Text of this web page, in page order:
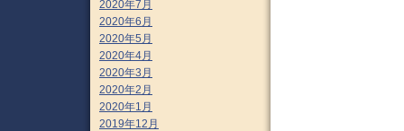
2020年7月
2020年6月
2020年5月
2020年4月
2020年3月
2020年2月
2020年1月
2019年12月